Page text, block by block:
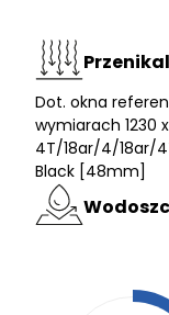
Dot. okna
wymiarach 1230
4T/18ar/4/18ar/
Black [48mm]